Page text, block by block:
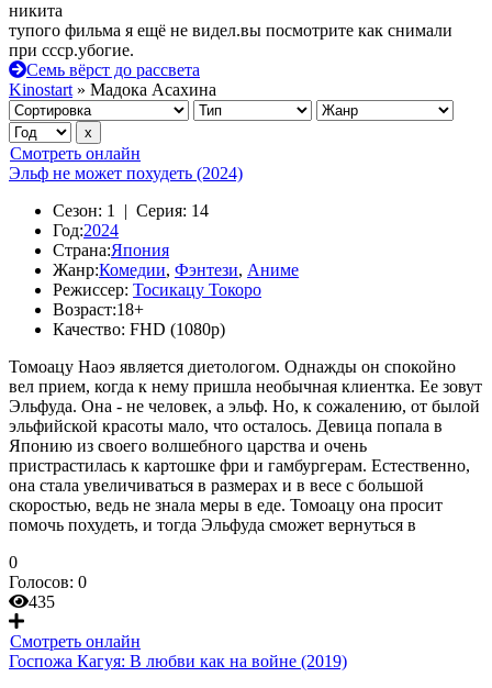
никита
тупого фильма я ещё не видел.вы посмотрите как снимали
при ссср.убогие.
Семь вёрст до рассвета
Kinostart » Мадока Асахина
Смотреть онлайн
Эльф не может похудеть (2024)
Сезон: 1 | Серия: 14
Год:2024
Страна:Япония
Жанр:Комедии, Фэнтези, Аниме
Режиссер: Тосикацу Токоро
Возраст:18+
Качество: FHD (1080p)
Томоацу Наоэ является диетологом. Однажды он спокойно
вел прием, когда к нему пришла необычная клиентка. Ее зовут
Эльфуда. Она - не человек, а эльф. Но, к сожалению, от былой
эльфийской красоты мало, что осталось. Девица попала в
Японию из своего волшебного царства и очень
пристрастилась к картошке фри и гамбургерам. Естественно,
она стала увеличиваться в размерах и в весе с большой
скоростью, ведь не знала меры в еде. Томоацу она просит
помочь похудеть, и тогда Эльфуда сможет вернуться в
0
Голосов: 0
435
Смотреть онлайн
Госпожа Кагуя: В любви как на войне (2019)